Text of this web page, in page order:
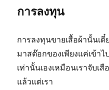
การลงทุน
การลงทุนขายเสื้อผ้านั้นเ
มาสต๊อกของเพียงแค่เข้า
เท่านั้นเองเหมือนเราจับเ
แล้วแต่เรา